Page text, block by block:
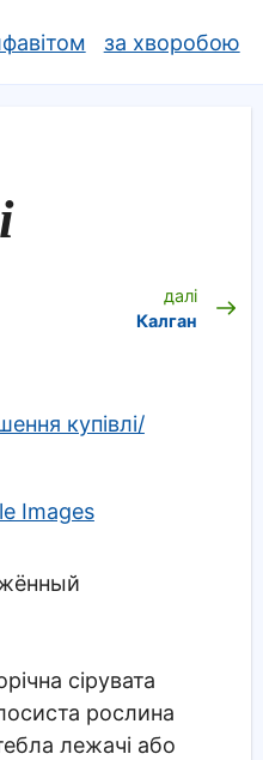
за хворобою
далі
Калган
купівлі/
Images
сірувата
рослина
лежачі або